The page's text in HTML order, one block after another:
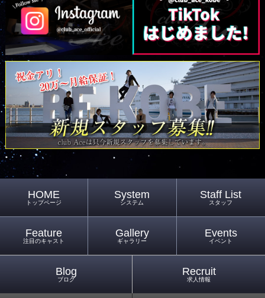
HOME
トップページ
System
システム
Staff List
スタッフ
Feature
注目のキャスト
Gallery
ギャラリー
Events
イベント
Blog
ブログ
Recruit
求人情報